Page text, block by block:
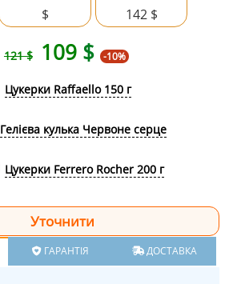
$
142 $
121 $ 109 $ -10%
Цукерки Raffaello 150 г
Гелієва кулька Червоне серце
Цукерки Ferrero Rocher 200 г
ГАРАНТІЯ ДОСТАВКА